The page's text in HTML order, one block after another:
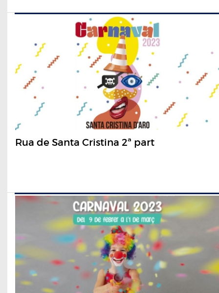
Rua de Santa Cristina 2ª part